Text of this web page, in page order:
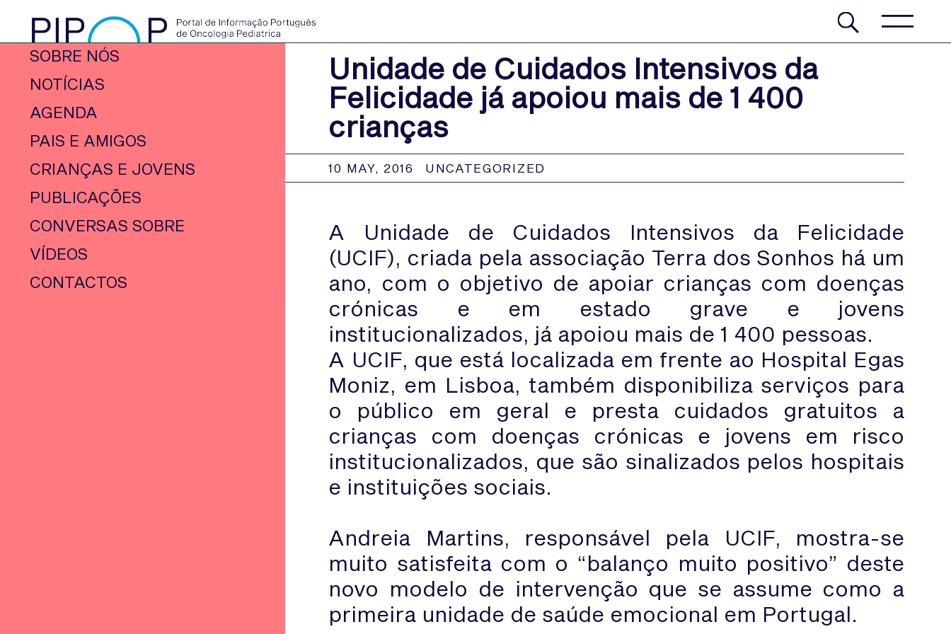
SOBRE NÓS
NOTÍCIAS
AGENDA
PAIS E AMIGOS
CRIANÇAS E JOVENS
PUBLICAÇÕES
CONVERSAS SOBRE
VÍDEOS
CONTACTOS
Unidade de Cuidados Intensivos da
Felicidade já apoiou mais de 1 400
crianças
10 MAY, 2016 UNCATEGORIZED
A Unidade de Cuidados Intensivos da Felicidade
(UCIF), criada pela associação Terra dos Sonhos há um
ano, com o objetivo de apoiar crianças com doenças
crónicas e em estado grave e jovens
institucionalizados, já apoiou mais de 1 400 pessoas.
A UCIF, que está localizada em frente ao Hospital Egas
Moniz, em Lisboa, também disponibiliza serviços para
o público em geral e presta cuidados gratuitos a
crianças com doenças crónicas e jovens em risco
institucionalizados, que são sinalizados pelos hospitais
e instituições sociais.
Andreia Martins, responsável pela UCIF, mostra-se
muito satisfeita com o “balanço muito positivo” deste
novo modelo de intervenção que se assume como a
primeira unidade de saúde emocional em Portugal.